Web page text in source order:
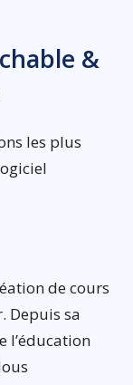
&
les plus
de cours
Depuis sa
l’éducation